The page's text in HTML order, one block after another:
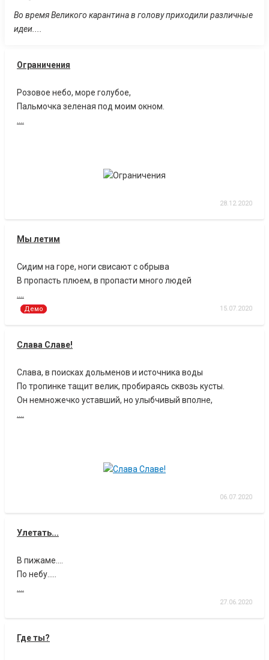
Во время Великого карантина в голову приходили различные
идеи....
Ограничения
Розовое небо, море голубое,
Пальмочка зеленая под моим окном.
28.12.2020
Мы летим
Сидим на горе, ноги свисают с обрыва
В пропасть плюем, в пропасти много людей
Демо 15.07.2020
Слава Славе!
Слава, в поисках дольменов и источника воды
По тропинке тащит велик, пробираясь сквозь кусты.
Он немножечко уставший, но улыбчивый вполне,
06.07.2020
Улетать...
В пижаме....
По небу.....
27.06.2020
Где ты?